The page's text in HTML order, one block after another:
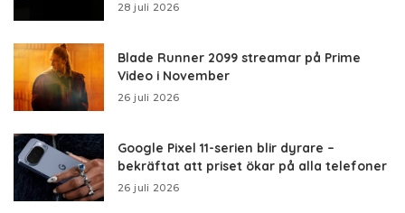
28 juli 2026
Blade Runner 2099 streamar på Prime
Video i November
26 juli 2026
Google Pixel 11-serien blir dyrare –
bekräftat att priset ökar på alla telefoner
26 juli 2026